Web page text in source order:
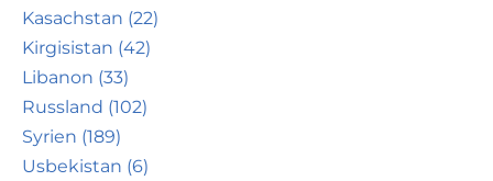
Kasachstan (22)
Kirgisistan (42)
Libanon (33)
Russland (102)
Syrien (189)
Usbekistan (6)